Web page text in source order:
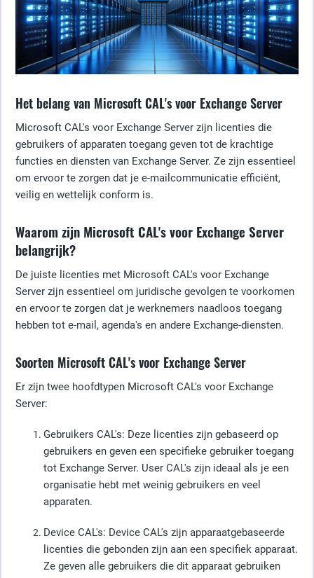
Het belang van Microsoft CAL's voor Exchange Server
Microsoft CAL's voor Exchange Server zijn licenties die
gebruikers of apparaten toegang geven tot de krachtige
functies en diensten van Exchange Server. Ze zijn essentieel
om ervoor te zorgen dat je e-mailcommunicatie efficiënt,
veilig en wettelijk conform is.
Waarom zijn Microsoft CAL's voor Exchange Server
belangrijk?
De juiste licenties met Microsoft CAL's voor Exchange
Server zijn essentieel om juridische gevolgen te voorkomen
en ervoor te zorgen dat je werknemers naadloos toegang
hebben tot e-mail, agenda's en andere Exchange-diensten.
Soorten Microsoft CAL's voor Exchange Server
Er zijn twee hoofdtypen Microsoft CAL's voor Exchange
Server:
Gebruikers CAL's: Deze licenties zijn gebaseerd op
gebruikers en geven een specifieke gebruiker toegang
tot Exchange Server. User CAL's zijn ideaal als je een
organisatie hebt met weinig gebruikers en veel
apparaten.
Device CAL's: Device CAL's zijn apparaatgebaseerde
licenties die gebonden zijn aan een specifiek apparaat.
Ze geven alle gebruikers die dit apparaat gebruiken